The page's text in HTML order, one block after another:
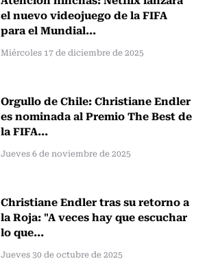
el nuevo videojuego de la FIFA
para el Mundial...
Miércoles 17 de diciembre de 2025
Orgullo de Chile: Christiane Endler
es nominada al Premio The Best de
la FIFA...
Jueves 6 de noviembre de 2025
Christiane Endler tras su retorno a
la Roja: "A veces hay que escuchar
lo que...
Jueves 30 de octubre de 2025